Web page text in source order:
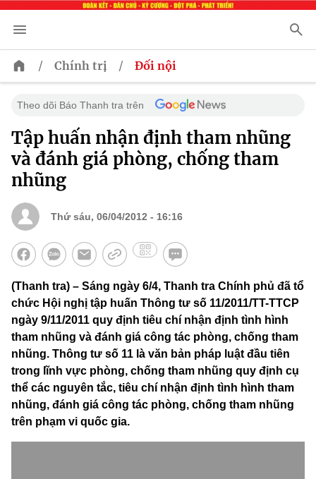
/ Chính trị / Đối nội
Theo dõi Báo Thanh tra trên
Tập huấn nhận định tham nhũng
và đánh giá phòng, chống tham
nhũng
Thứ sáu, 06/04/2012 - 16:16
(Thanh tra) – Sáng ngày 6/4, Thanh tra Chính phủ đã tổ
chức Hội nghị tập huấn Thông tư số 11/2011/TT-TTCP
ngày 9/11/2011 quy định tiêu chí nhận định tình hình
tham nhũng và đánh giá công tác phòng, chống tham
nhũng. Thông tư số 11 là văn bản pháp luật đầu tiên
trong lĩnh vực phòng, chống tham nhũng quy định cụ
thể các nguyên tắc, tiêu chí nhận định tình hình tham
nhũng, đánh giá công tác phòng, chống tham nhũng
trên phạm vi quốc gia.